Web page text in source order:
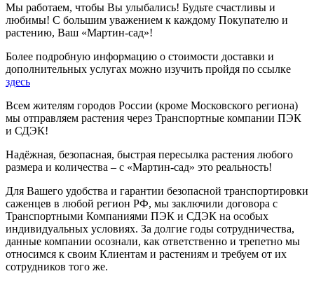
Мы работаем, чтобы Вы улыбались! Будьте счастливы и
любимы! С большим уважением к каждому Покупателю и
растению, Ваш «Мартин-сад»!
Более подробную информацию о стоимости доставки и
дополнительных услугах можно изучить пройдя по ссылке
здесь
Всем жителям городов России (кроме Московского региона)
мы отправляем растения через Транспортные компании ПЭК
и СДЭК!
Надёжная, безопасная, быстрая пересылка растения любого
размера и количества – с «Мартин-сад» это реальность!
Для Вашего удобства и гарантии безопасной транспортировки
саженцев в любой регион РФ, мы заключили договора с
Транспортными Компаниями ПЭК и СДЭК на особых
индивидуальных условиях. За долгие годы сотрудничества,
данные компании осознали, как ответственно и трепетно мы
относимся к своим Клиентам и растениям и требуем от их
сотрудников того же.